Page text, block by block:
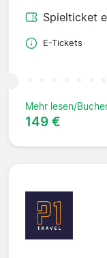
Spielticket
E-Tickets
Mehr lesen/
149 €